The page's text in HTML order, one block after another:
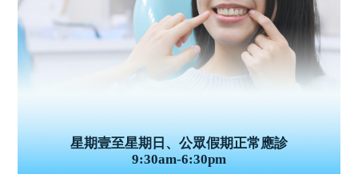
星期壹至星期日、公眾假期正常應診
9:30am-6:30pm